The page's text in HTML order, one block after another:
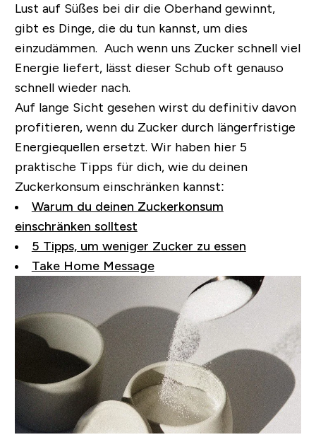
Lust auf Süßes bei dir die Oberhand gewinnt,
gibt es Dinge, die du tun kannst, um dies
einzudämmen. Auch wenn uns Zucker schnell viel
Energie liefert, lässt dieser Schub oft genauso
schnell wieder nach.
Auf lange Sicht gesehen wirst du definitiv davon
profitieren, wenn du Zucker durch längerfristige
Energiequellen ersetzt. Wir haben hier 5
praktische Tipps für dich, wie du deinen
Zuckerkonsum einschränken kannst:
Warum du deinen Zuckerkonsum
einschränken solltest
5 Tipps, um weniger Zucker zu essen
Take Home Message